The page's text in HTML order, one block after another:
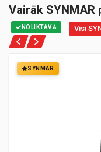
Vairāk
NOLIKTAVĀ Visi
SYNMAR